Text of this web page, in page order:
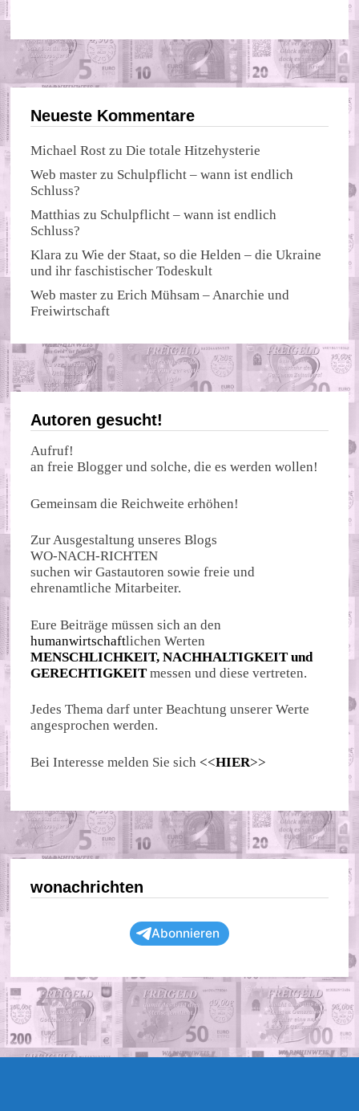
Neueste Kommentare
Michael Rost zuDie totale Hitzehysterie
Web master zu Schulpflicht – wann ist endlich
Schluss?
Matthias zu Schulpflicht – wann ist endlich
Schluss?
Klara zuWie der Staat, so die Helden – die Ukraine
und ihr faschistischer Todeskult
Web master zuErich Mühsam – Anarchie und
Freiwirtschaft
Autoren gesucht!
Aufruf!
an freie Blogger und solche, die es werden wollen!
Gemeinsam die Reichweite erhöhen!
Zur Ausgestaltung unseres Blogs
WO-NACH-RICHTEN
suchen wir Gastautoren sowie freie und
ehrenamtliche Mitarbeiter.
Eure Beiträge müssen sich an den
humanwirtschaftlichen Werten
MENSCHLICHKEIT, NACHHALTIGKEIT und
GERECHTIGKEIT messen und diese vertreten.
Jedes Thema darf unter Beachtung unserer Werte
angesprochen werden.
Bei Interesse melden Sie sich <<HIER>>
wonachrichten
Abonnieren